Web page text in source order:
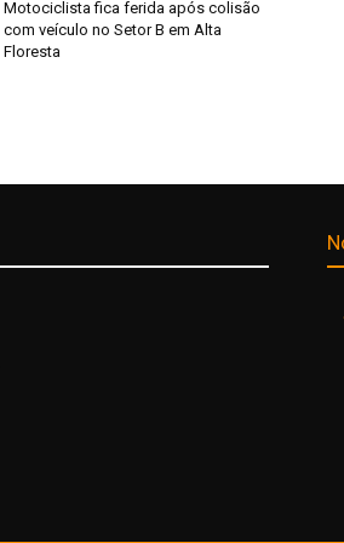
Motociclista fica ferida após colisão
com veículo no Setor B em Alta
Floresta